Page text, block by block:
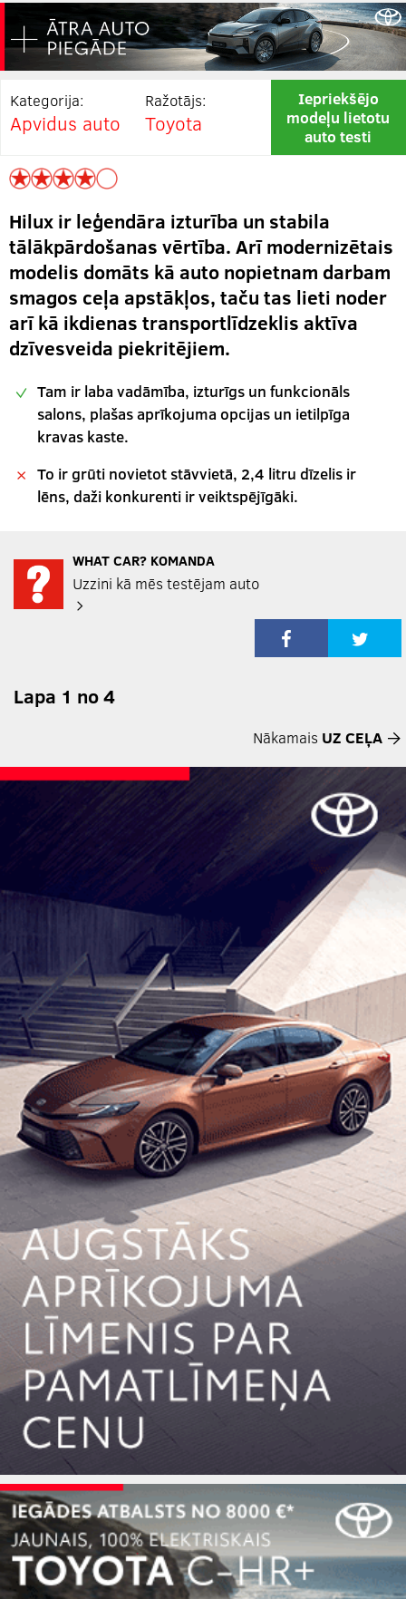
Kategorija:
Apvidus auto
Ražotājs:
Toyota
Iepriekšējo
modeļu lietotu
auto testi
Hilux ir leģendāra izturība un stabila
tālākpārdošanas vērtība. Arī modernizētais
modelis domāts kā auto nopietnam darbam
smagos ceļa apstākļos, taču tas lieti noder
arī kā ikdienas transportlīdzeklis aktīva
dzīvesveida piekritējiem.
Tam ir laba vadāmība, izturīgs un funkcionāls
salons, plašas aprīkojuma opcijas un ietilpīga
kravas kaste.
To ir grūti novietot stāvvietā, 2,4 litru dīzelis ir
lēns, daži konkurenti ir veiktspējīgāki.
WHAT CAR? KOMANDA
Uzzini kā mēs testējam auto
Lapa 1 no 4
Nākamais UZ CEĻA